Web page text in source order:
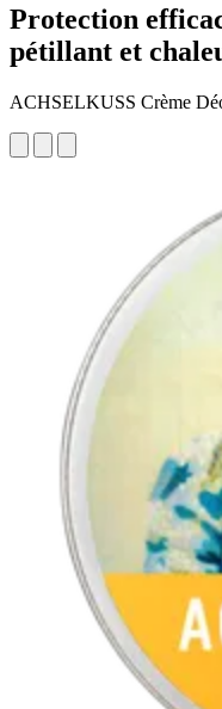
Protection
pétillant et
ACHSELKUSS Crème